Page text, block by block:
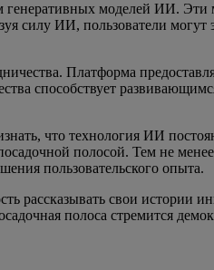
генеративных моделей ИИ.
силу ИИ, пользователи могут
Платформа
способствует
что технология ИИ
полосой. Тем не
пользовательского опыта.
рассказывать свои истории
полоса стремится